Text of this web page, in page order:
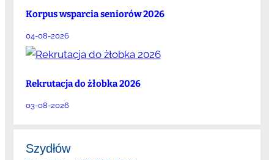
Korpus wsparcia seniorów 2026
04-08-2026
Rekrutacja do żłobka 2026
03-08-2026